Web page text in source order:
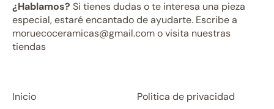
¿Hablamos? Si tienes dudas o te interesa una pieza
especial, estaré encantado de ayudarte. Escribe a
moruecoceramicas@gmail.com o visita nuestras
tiendas
Inicio
Politica de privacidad